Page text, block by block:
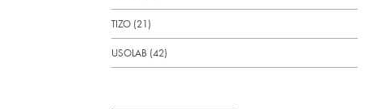
TIZO (21)
USOLAB (42)